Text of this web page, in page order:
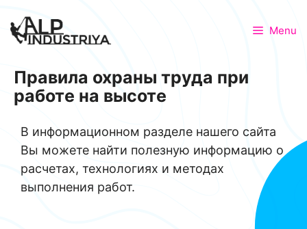
Menu
Правила охраны труда при
работе на высоте
В информационном разделе нашего сайта
Вы можете найти полезную информацию о
расчетах, технологиях и методах
выполнения работ.